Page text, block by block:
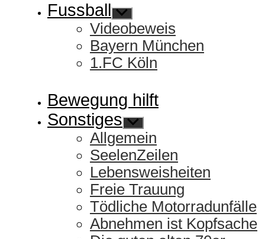
Fussball
Untermenü
anzeigen
Videobeweis
Bayern München
1.FC Köln
Bewegung hilft
Sonstiges Untermenü
anzeigen
Allgemein
SeelenZeilen
Lebensweisheiten
Freie Trauung
Tödliche Motorradunfälle
Abnehmen ist Kopfsache